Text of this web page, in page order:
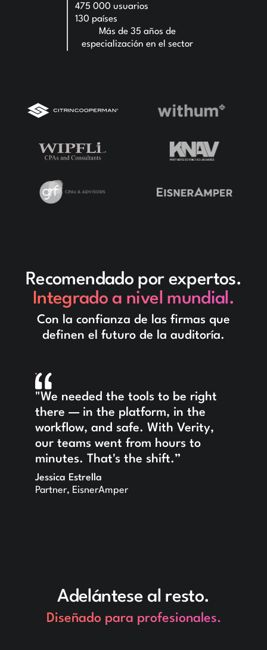
475 000 usuarios
130 países
Más de 35 años de
especialización en el sector
Recomendado por expertos.
Integrado a nivel mundial.
Con la confianza de las firmas que
definen el futuro de la auditoría.
"We needed the tools to be right
there — in the platform, in the
workflow, and safe. With Verity,
our teams went from hours to
minutes. That's the shift.”
Jessica Estrella
Partner, EisnerAmper
Adelántese al resto.
Diseñado para profesionales.